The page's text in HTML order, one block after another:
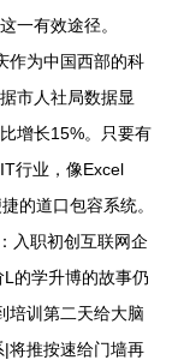
一有效途径。
作为中国西部的科
市人社局数据显
增长15%。只要有
行业，像Excel
的道口包容系统。
入职初创互联网企
的学升博的故事仍
培训第二天给大脑
将推按速给门墙再